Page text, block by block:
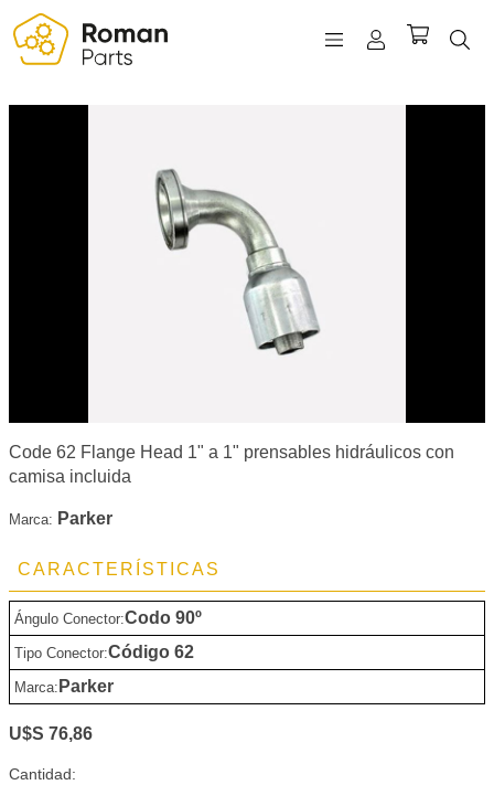
Code 62 Flange Head 1" a 1" prensables hidráulicos con
camisa incluida
Marca: Parker
CARACTERÍSTICAS
Ángulo Conector:Codo 90º
Tipo Conector:Código 62
Marca: Parker
U$S 76,86
Cantidad: